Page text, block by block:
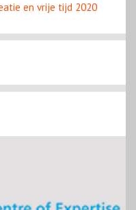
en vrije tijd 2020